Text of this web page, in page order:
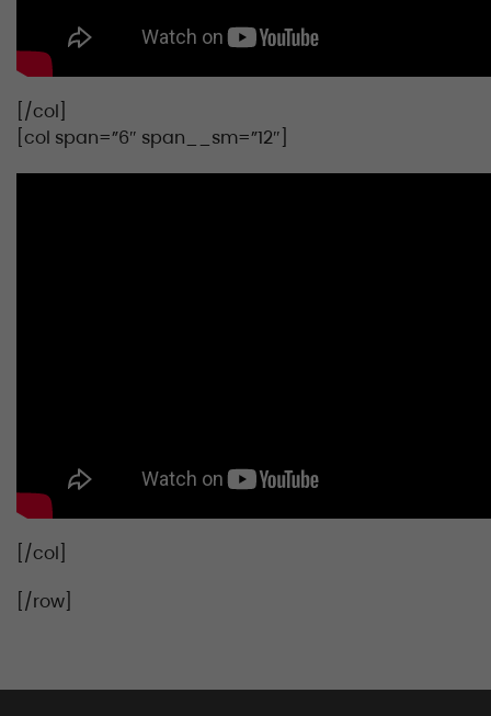
[/col]
[col span=”6″ span__sm=”12″]
[/col]
[/row]